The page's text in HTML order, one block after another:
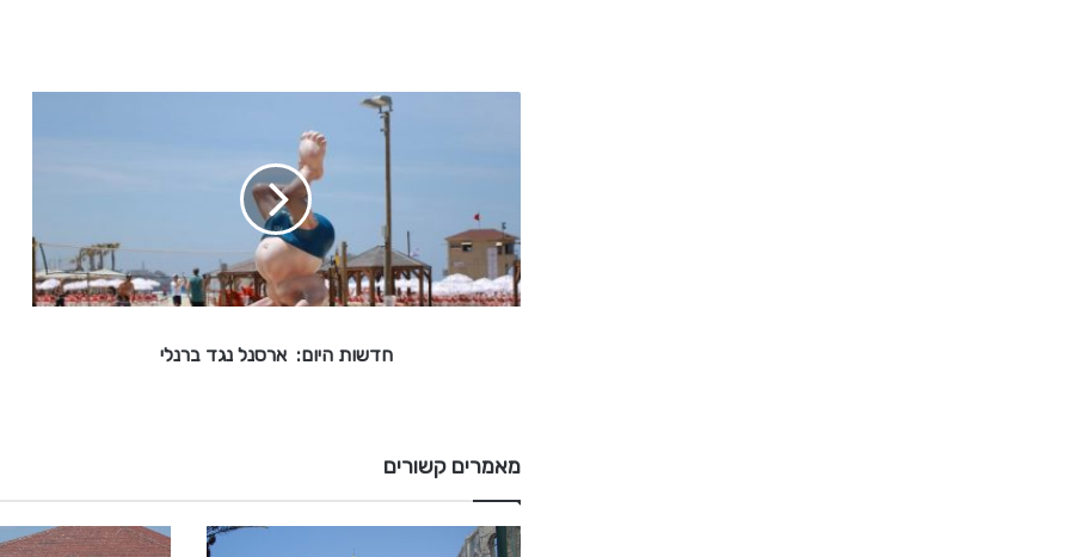
י
ו
ם
ל
נ
ג
חדשות היום: ארסנל נגד ברנלי
מאמרים קשורים